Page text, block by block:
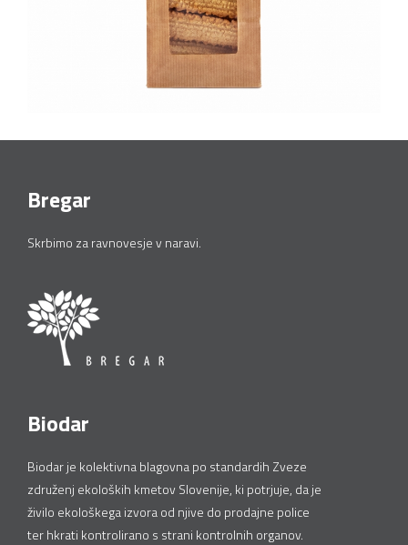
Bregar
Skrbimo za ravnovesje v naravi.
Biodar
Biodar je kolektivna blagovna po standardih Zveze
združenj ekoloških kmetov Slovenije, ki potrjuje, da je
živilo ekološkega izvora od njive do prodajne police
ter hkrati kontrolirano s strani kontrolnih organov.